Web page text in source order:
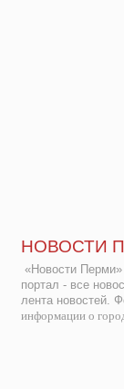
НОВОСТИ
«Новости
портал - все
лента новостей.
информации о